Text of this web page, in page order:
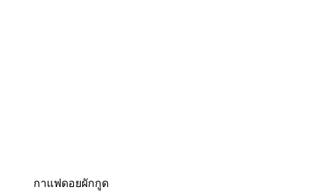
กาแฟดอยผักกูด